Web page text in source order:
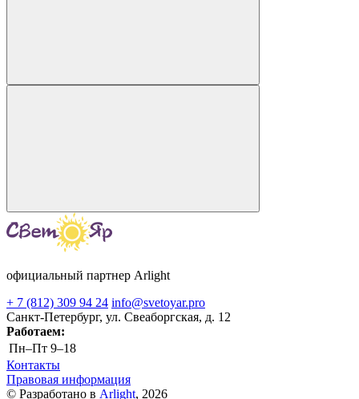
официальный партнер Arlight
+ 7 (812) 309 94 24 info@svetoyar.pro
Санкт-Петербург, ул. Свеаборгская, д. 12
Работаем:
Пн–Пт 9–18
Контакты
Правовая информация
© Разработано в Arlight, 2026